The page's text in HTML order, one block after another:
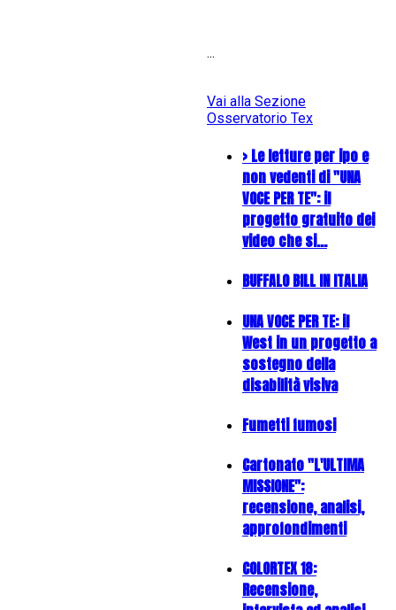
...
Vai alla Sezione
Osservatorio Tex
> Le letture per ipo e
non vedenti di "UNA
VOCE PER TE": il
progetto gratuito dei
video che si…
BUFFALO BILL IN ITALIA
UNA VOCE PER TE: il
West in un progetto a
sostegno della
disabilità visiva
Fumetti fumosi
Cartonato "L'ULTIMA
MISSIONE":
recensione, analisi,
approfondimenti
COLORTEX 18:
Recensione,